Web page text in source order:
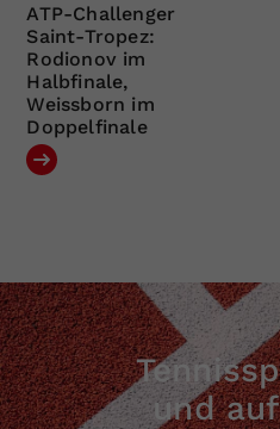
ATP-Challenger
Saint-Tropez:
Rodionov im
Halbfinale,
Weissborn im
Doppelfinale
und